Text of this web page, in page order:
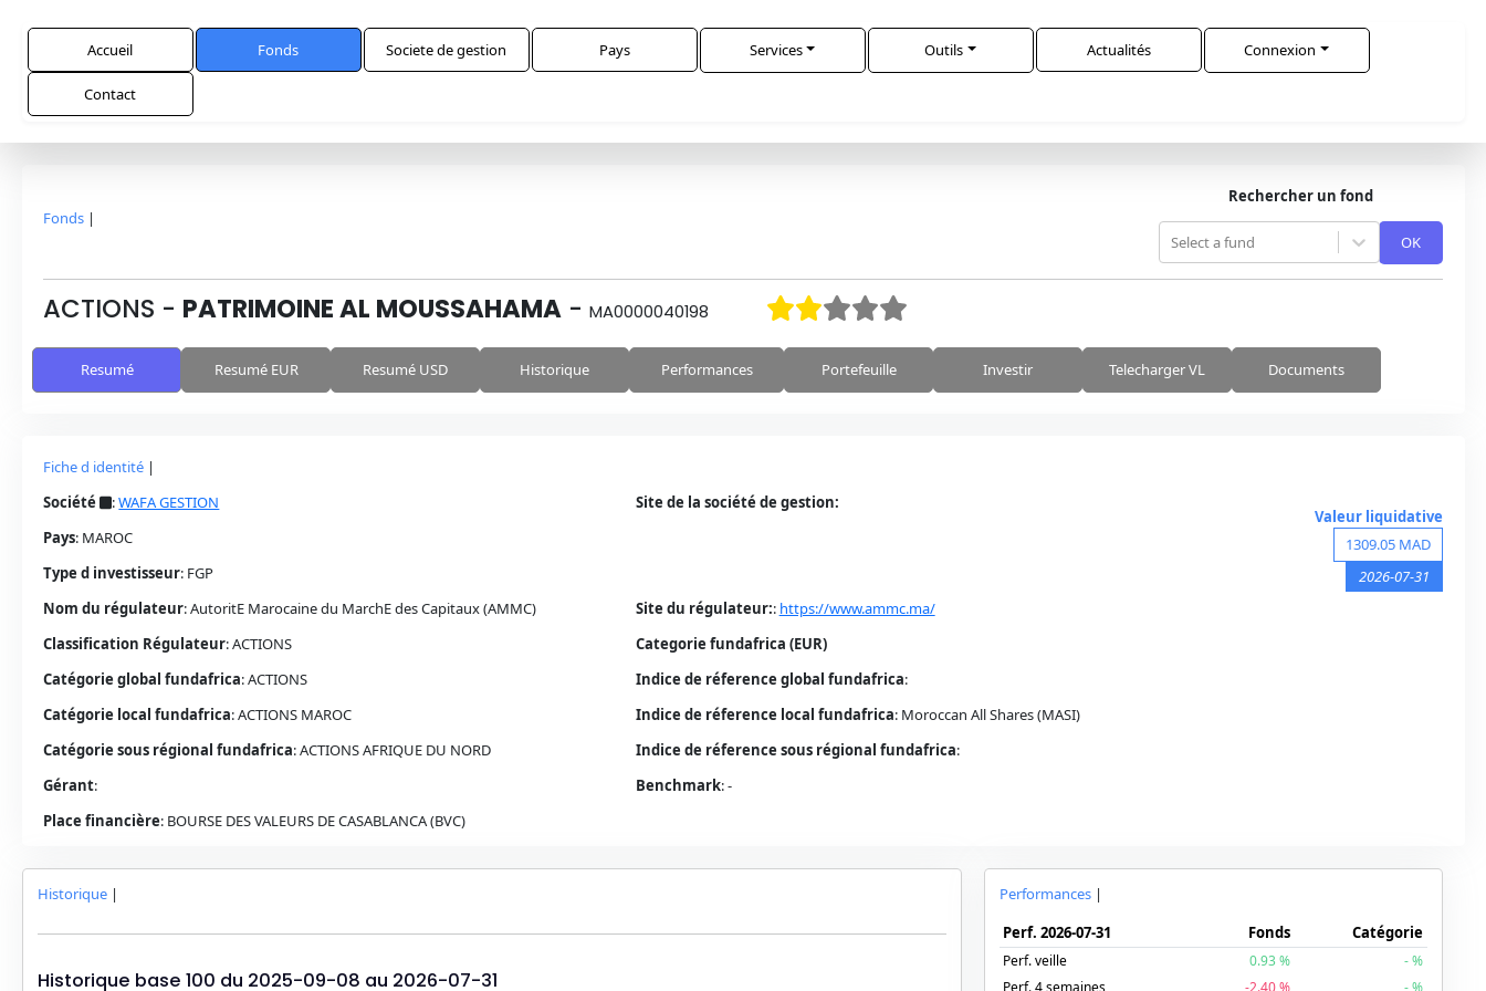
Accueil Fonds Societe de gestion Pays Services Outils Actualités Connexion
Contact
Fonds |
Rechercher un fond
Select a fund OK
ACTIONS - PATRIMOINE AL MOUSSAHAMA - MA0000040198
Resumé Resumé EUR Resumé USD Historique Performances Portefeuille Investir Telecharger VL Documents
Fiche d identité |
Société
:WAFA GESTION
Pays: MAROC
Type d investisseur: FGP
Nom du régulateur:AutoritE Marocaine du MarchE des Capitaux (AMMC)
Classification Régulateur:ACTIONS
Catégorie global fundafrica:ACTIONS
Catégorie local fundafrica:ACTIONS MAROC
Catégorie sous régional fundafrica:ACTIONS AFRIQUE DU NORD
Gérant:
Place financière: BOURSE DES VALEURS DE CASABLANCA (BVC)
Site de la société de gestion:
Site du régulateur:: https://www.ammc.ma/
Categorie fundafrica (EUR)
Indice de réference global fundafrica:
Indice de réference local fundafrica: Moroccan All Shares (MASI)
Indice de réference sous régional fundafrica:
Benchmark:-
Valeur liquidative
1309.05 MAD
2026-07-31
Historique |
Historique base 100 du 2025-09-08 au 2026-07-31
Performances|
Perf.2026-07-31 Fonds Catégorie
Perf. veille 0.93% -%
Perf. 4 semaines
-2.40% -%